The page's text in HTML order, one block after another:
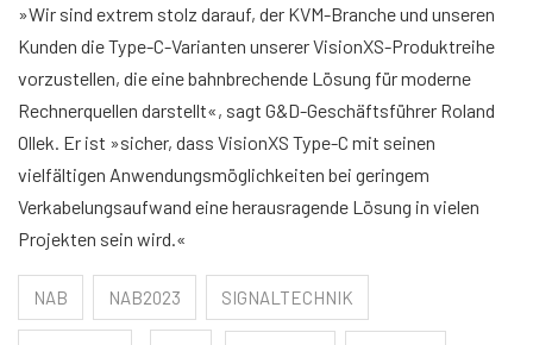
»Wir sind extrem stolz darauf, der KVM-Branche und unseren
Kunden die Type-C-Varianten unserer VisionXS-Produktreihe
vorzustellen, die eine bahnbrechende Lösung für moderne
Rechnerquellen darstellt«, sagt G&D-Geschäftsführer Roland
Ollek. Er ist »sicher, dass VisionXS Type-C mit seinen
vielfältigen Anwendungsmöglichkeiten bei geringem
Verkabelungsaufwand eine herausragende Lösung in vielen
Projekten sein wird.«
NAB NAB2023 SIGNALTECHNIK